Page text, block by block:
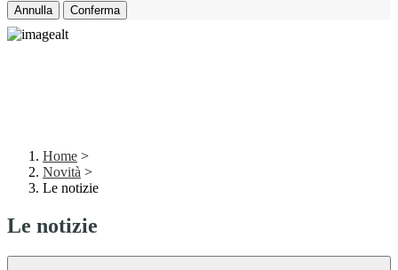
Annulla Conferma
Home >
Novità >
Le notizie
Le notizie